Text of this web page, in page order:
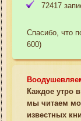
72417
Спасибо, что
600)
Каждое утро
мы читаем
известных